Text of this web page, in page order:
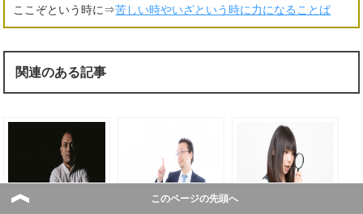
ここぞという時に⇒苦しい時やいざという時に力になることば
関連のある記事
このページの先頭へ